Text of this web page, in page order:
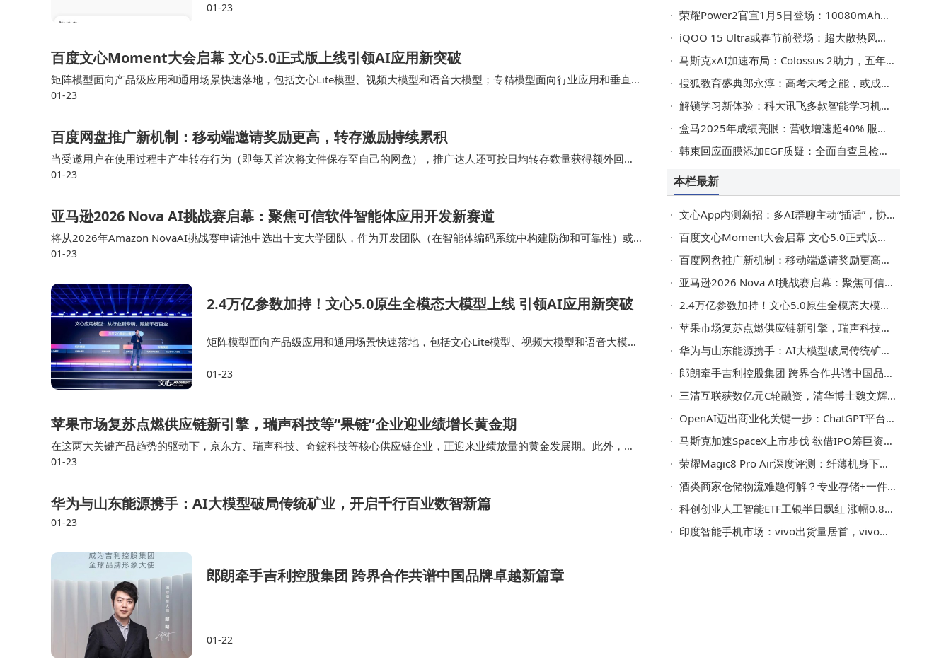
量产临近，这场由推理芯片引发的产业变革或将进入新的阶段。
通话、图片问答等AI功能， 就是…
01-23
百度文心Moment大会启幕 文心5.0正式版上线引领AI应用新突破
矩阵模型面向产品级应用和通用场景快速落地，包括文心Lite模型、视频大模型和语音大模型；专精模型面向行业应用和垂直场
景，包括搜索闪电专精模型、电商蒸汽机模型、文心数字人大模型及行业大模型。 基于强大的原生全模…
01-23
百度网盘推广新机制：移动端邀请奖励更高，转存激励持续累积
当受邀用户在使用过程中产生转存行为（即每天首次将文件保存至自己的网盘），推广达人还可按日均转存数量获得额外回
馈。活动力度的加大既体现在邀请激励上，也贯穿于这条长期互动的链条中。 你的每一次有效邀请，都可能…
01-23
亚马逊2026 Nova AI挑战赛启幕：聚焦可信软件智能体应用开发新赛道
将从2026年Amazon NovaAI挑战赛申请池中选出十支大学团队，作为开发团队（在智能体编码系统中构建防御和可靠性）或
红队（探测系统以揭示故障和安全弱点）参与竞赛。A：2026年Amazon No…
01-23
2.4万亿参数加持！文心5.0原生全模态大模型上线 引领AI应用新突破
矩阵模型面向产品级应用和通用场景快速落地，包括文心Lite模型、视频大模型和语音大模
人大模型及行业大模型。 基于强大的原生全…
01-23
苹果市场复苏点燃供应链新引擎，瑞声科技等“果链”企业迎业绩增长黄金期
在这两大关键产品趋势的驱动下，京东方、瑞声科技、奇鋐科技等核心供应链企业，正迎来业绩放量的黄金发展期。此外，供
应链消息确认，苹果将于2026年9月推出首款折叠屏手机“iPhone Fold”，采用内外双屏方…
01-23
华为与山东能源携手：AI大模型破局传统矿业，开启千行百业数智新篇
01-23
郎朗牵手吉利控股集团 跨界合作共谱中国品牌卓越新篇章
01-22
荣耀Power2官宣1月5日登场：10080mAh电池+轻薄机身 性能配置全拉满
iQOO 15 Ultra或春节前登场：超大散热风扇搭配肩键，性能游戏两不误
马斯克xAI加速布局：Colossus 2助力，五年算力欲超全球总和
搜狐教育盛典郎永淳：高考未考之能，或成人工智能时代制胜关键
解锁学习新体验：科大讯飞多款智能学习机优势特点全解析
盒马2025年成绩亮眼：营收增速超40% 服务超亿人 未来战略聚焦三大方向
韩束回应面膜添加EGF质疑：全面自查且检测未添加，承诺严守法规
本栏最新
文心App内测新招：多AI群聊主动“插话”，协作交流新体验即将上线
百度文心Moment大会启幕 文心5.0正式版上线引领AI应用新突破
百度网盘推广新机制：移动端邀请奖励更高，转存激励持续累积
亚马逊2026 Nova AI挑战赛启幕：聚焦可信软件智能体应用开发新赛道
2.4万亿参数加持！文心5.0原生全模态大模型上线 引领AI应用新突破
苹果市场复苏点燃供应链新引擎，瑞声科技等“果链”企业迎业绩增长黄金期
华为与山东能源携手：AI大模型破局传统矿业，开启千行百业数智新篇
郎朗牵手吉利控股集团 跨界合作共谱中国品牌卓越新篇章
三清互联获数亿元C轮融资，清华博士魏文辉领航能源物联网领域
OpenAI迈出商业化关键一步：ChatGPT平台将推广告，采用浏览量收费新模式
马斯克加速SpaceX上市步伐 欲借IPO筹巨资成太空AI数据中心先驱
荣耀Magic8 Pro Air深度评测：纤薄机身下如何实现旗舰级全能体验
酒类商家仓储物流难题何解？专业存储+一件代发成破局关键
科创创业人工智能ETF工银半日飘红 涨幅0.87% 成交额破千万
印度智能手机市场：vivo出货量居首，vivo、OPPO、小米三品牌占近半份额